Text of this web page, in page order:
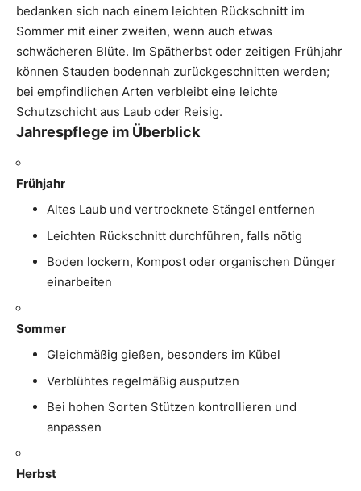
bedanken sich nach einem leichten Rückschnitt im
Sommer mit einer zweiten, wenn auch etwas
schwächeren Blüte. Im Spätherbst oder zeitigen Frühjahr
können Stauden bodennah zurückgeschnitten werden;
bei empfindlichen Arten verbleibt eine leichte
Schutzschicht aus Laub oder Reisig.
Jahrespflege im Überblick
Frühjahr
Altes Laub und vertrocknete Stängel entfernen
Leichten Rückschnitt durchführen, falls nötig
Boden lockern, Kompost oder organischen Dünger
einarbeiten
Sommer
Gleichmäßig gießen, besonders im Kübel
Verblühtes regelmäßig ausputzen
Bei hohen Sorten Stützen kontrollieren und
anpassen
Herbst